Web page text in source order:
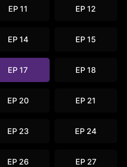
EP 11 EP 12
EP 14 EP 15
EP 17 EP 18
EP 20 EP 21
EP 23 EP 24
EP 26 EP 27